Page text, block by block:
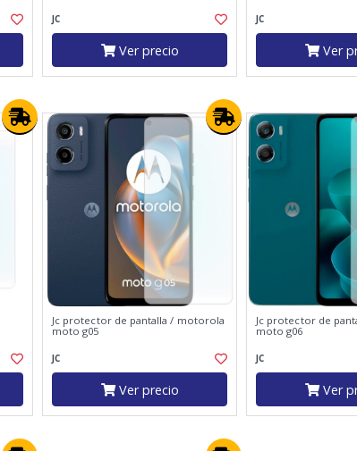
JC
Ver precio
JC
Ver
Jc protector de pantalla / motorola
moto g05
JC
Ver precio
Jc protector de
moto g06
JC
Ver